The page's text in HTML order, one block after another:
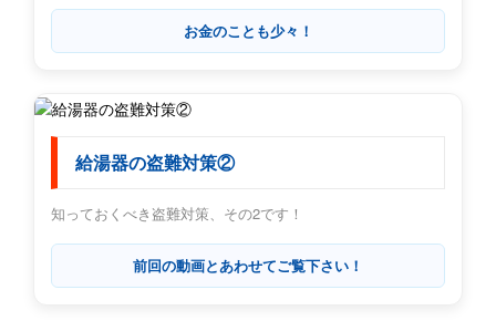
お金のことも少々！
給湯器の盗難対策②
知っておくべき盗難対策、その2です！
前回の動画とあわせてご覧下さい！